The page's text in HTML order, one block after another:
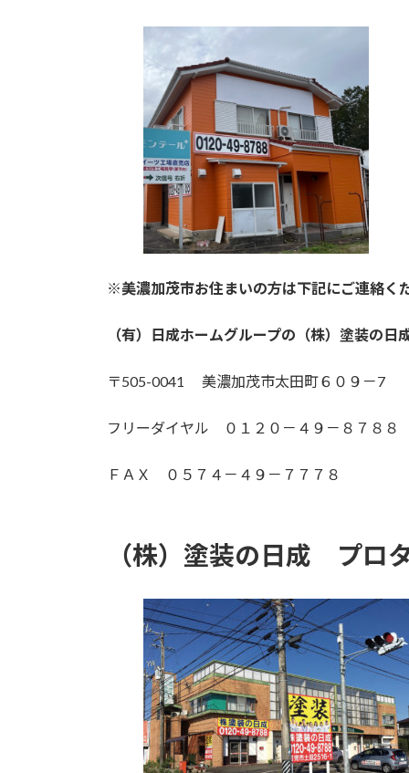
※美濃加茂市お住まいの方は下記にご連絡く
（有）日成ホームグループの（株）塗装の日
〒505-0041 美濃加茂市太田町６０９－7
フリーダイヤル ０１２０－４９－８７８８
ＦＡＸ ０５７４－４９－７７７８
（株）塗装の日成 プロ